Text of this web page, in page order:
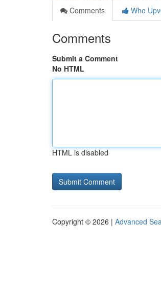
Comments
Who
Comments
Submit a Comment
No HTML
HTML is disabled
Copyright © 2026 | Advanced